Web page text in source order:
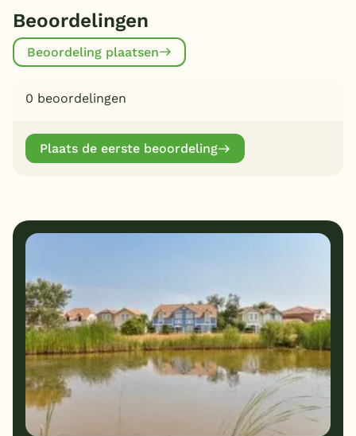
Beoordelingen
Beoordeling plaatsen
0 beoordelingen
Plaats de eerste beoordeling